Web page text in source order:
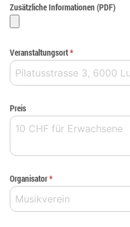
Zusätzliche Informationen (PDF)
Veranstaltungsort*
Preis
Organisator*